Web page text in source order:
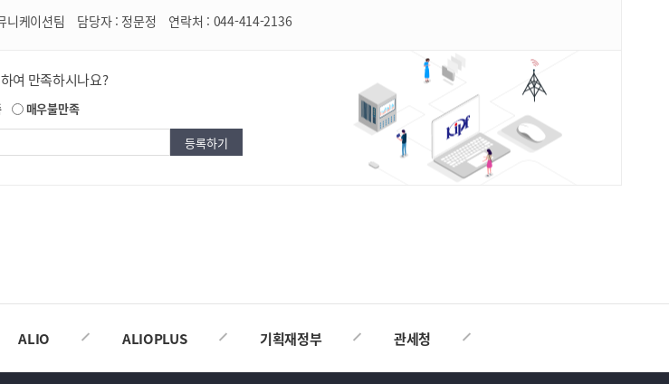
니케이션팀 담당자 : 정문정 연락처 : 044-414-2136
여 만족하시나요?
매우불만족
ALIO ALIOPLUS 기획재정부 관세청